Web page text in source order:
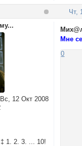
Чт,
12 Окт 2008
‡ 1. 2. 3. ... 10!
Мне
0